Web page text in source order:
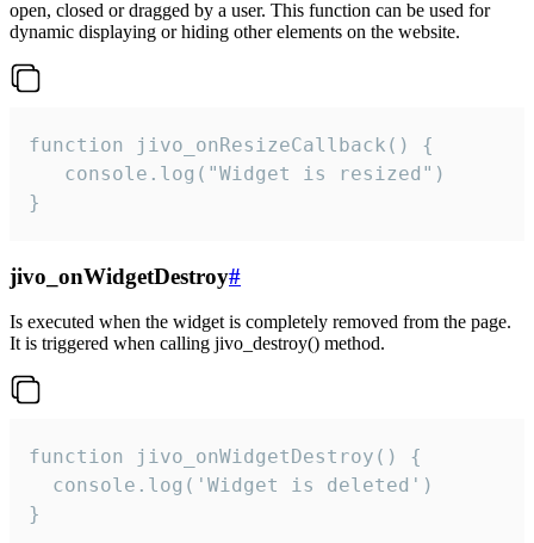
open, closed or dragged by a user. This function can be used for
dynamic displaying or hiding other elements on the website.
function jivo_onResizeCallback() {
   console.log("Widget is resized")
}
jivo_onWidgetDestroy#
Is executed when the widget is completely removed from the page.
It is triggered when calling jivo_destroy() method.
function jivo_onWidgetDestroy() {
  console.log('Widget is deleted')
}